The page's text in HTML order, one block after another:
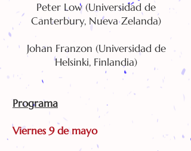
Peter Low (Universidad de
Canterbury, Nueva Zelanda)
Johan Franzon (Universidad de
Helsinki, Finlandia)
Programa
Viernes 9 de mayo